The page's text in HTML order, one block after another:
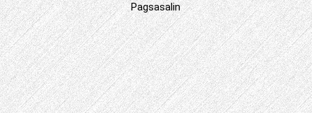
Pagsasalin